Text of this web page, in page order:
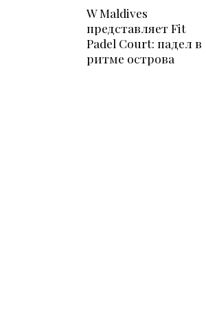
W Maldives
представляет Fit
Padel Court: падел в
ритме острова